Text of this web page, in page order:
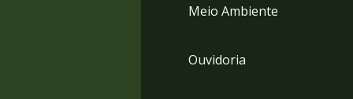
Meio Ambiente
Ouvidoria